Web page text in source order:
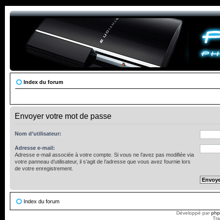
Index du forum
Envoyer votre mot de passe
Nom d’utilisateur:
Adresse e-mail:
Adresse e-mail associée à votre compte. Si vous ne l’avez pas modifiée via
votre panneau d’utilisateur, il s’agit de l’adresse que vous avez fournie lors
de votre enregistrement.
Index du forum
Développé par